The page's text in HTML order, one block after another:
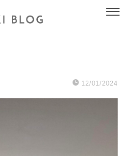
12/01/2024